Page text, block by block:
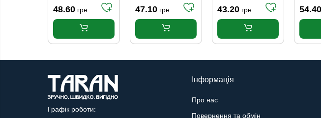
без запаху для
фумігатора, 45
ночей / 30 мл
48.60 грн
5 ночей "Стоп
укус" (48шт/ящ)
47.10 грн
5 ночей "Щит"
43.20 грн
5
54.40
Графік роботи:
Інформація
Про нас
Повернення та обмін